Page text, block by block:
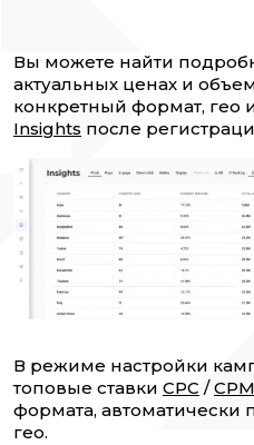
Вы можете найти
актуальных ценах и
конкретный формат, гео
Insights после
В режиме настройки
топовые ставки CPC /CPM
формата, автоматически
гео.